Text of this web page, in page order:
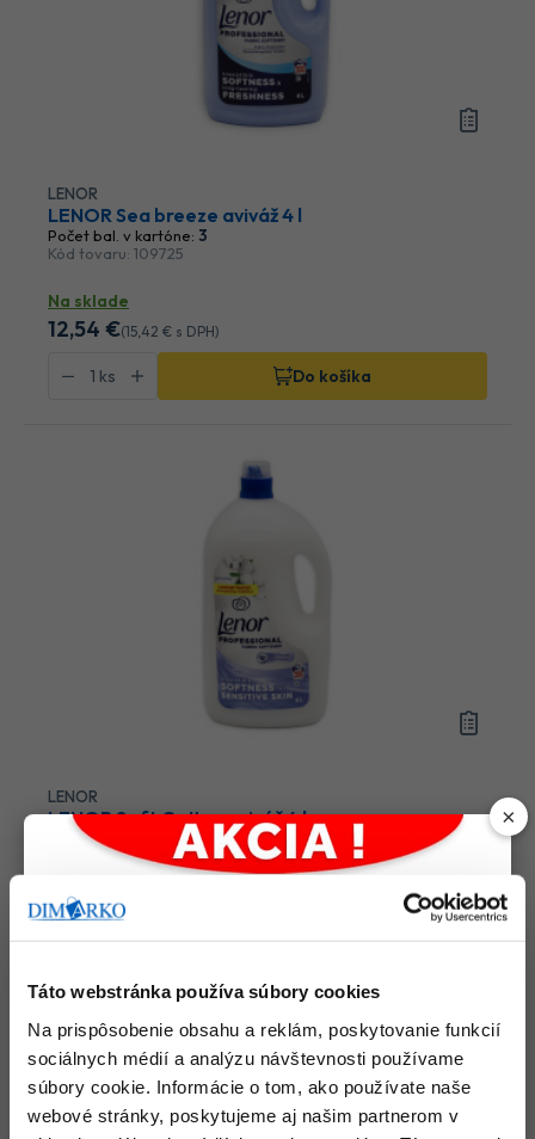
Táto webstránka používa súbory cookies
Na prispôsobenie obsahu a reklám, poskytovanie funkcií
sociálnych médií a analýzu návštevnosti používame
súbory cookie. Informácie o tom, ako používate naše
webové stránky, poskytujeme aj našim partnerom v
LENOR
LENOR Sea breeze aviváž 4 l
Počet bal. v kartóne: 3
Kód tovaru: 109725
Na sklade
12,54 €(15,42 € s DPH)
Do košíka
LENOR
LENOR Soft Cotton aviváž 4 l
Počet bal. v kartóne:3
Kód tovaru: 109726
Na objednávku
×